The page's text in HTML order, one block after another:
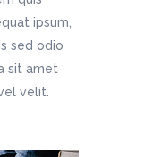
ipsum,
sed odio
sit amet
velit.